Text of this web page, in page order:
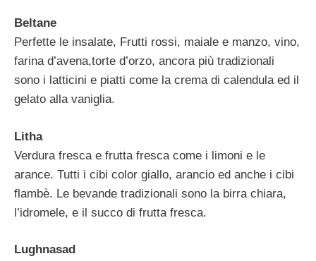
Beltane
Perfette le insalate, Frutti rossi, maiale e manzo, vino,
farina d’avena,torte d’orzo, ancora più tradizionali
sono i latticini e piatti come la crema di calendula ed il
gelato alla vaniglia.
Litha
Verdura fresca e frutta fresca come i limoni e le
arance. Tutti i cibi color giallo, arancio ed anche i cibi
flambè. Le bevande tradizionali sono la birra chiara,
l’idromele, e il succo di frutta fresca.
Lughnasad